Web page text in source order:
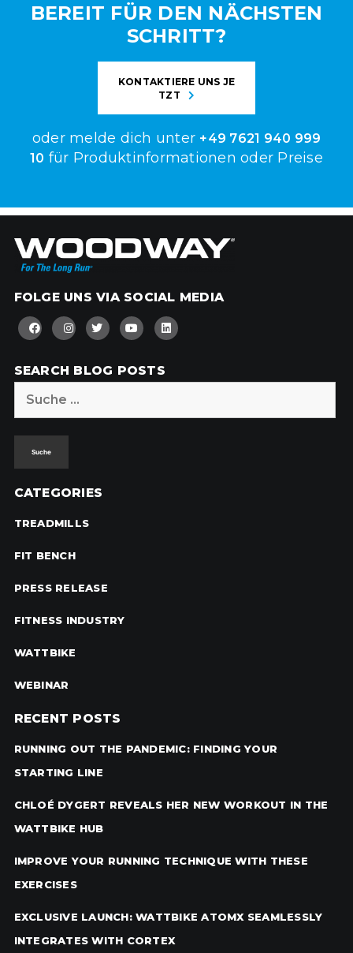
BEREIT FÜR DEN NÄCHSTEN
SCHRITT?
KONTAKTIERE UNS JE
TZT
oder melde dich unter +49 7621 940 999
10 für Produktinformationen oder Preise
FOLGE UNS VIA SOCIAL MEDIA
SEARCH BLOG POSTS
CATEGORIES
TREADMILLS
FIT BENCH
PRESS RELEASE
FITNESS INDUSTRY
WATTBIKE
WEBINAR
RECENT POSTS
RUNNING OUT THE PANDEMIC: FINDING YOUR
STARTING LINE
CHLOÉ DYGERT REVEALS HER NEW WORKOUT IN THE
WATTBIKE HUB
IMPROVE YOUR RUNNING TECHNIQUE WITH THESE
EXERCISES
EXCLUSIVE LAUNCH: WATTBIKE ATOMX SEAMLESSLY
INTEGRATES WITH CORTEX